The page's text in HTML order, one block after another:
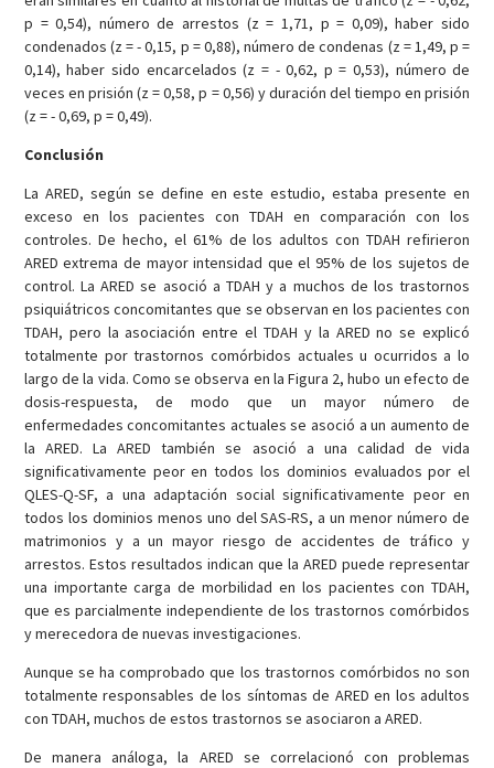
p = 0,54), número de arrestos (z = 1,71, p = 0,09), haber sido
condenados (z = - 0,15, p = 0,88), número de condenas (z = 1,49, p =
0,14), haber sido encarcelados (z = - 0,62, p = 0,53), número de
veces en prisión (z = 0,58, p = 0,56) y duración del tiempo en prisión
(z = - 0,69, p = 0,49).
Conclusión
La ARED, según se define en este estudio, estaba presente en
exceso en los pacientes con TDAH en comparación con los
controles. De hecho, el 61% de los adultos con TDAH refirieron
ARED extrema de mayor intensidad que el 95% de los sujetos de
control. La ARED se asoció a TDAH y a muchos de los trastornos
psiquiátricos concomitantes que se observan en los pacientes con
TDAH, pero la asociación entre el TDAH y la ARED no se explicó
totalmente por trastornos comórbidos actuales u ocurridos a lo
largo de la vida. Como se observa en la Figura 2, hubo un efecto de
dosis-respuesta, de modo que un mayor número de
enfermedades concomitantes actuales se asoció a un aumento de
la ARED. La ARED también se asoció a una calidad de vida
significativamente peor en todos los dominios evaluados por el
QLES-Q-SF, a una adaptación social significativamente peor en
todos los dominios menos uno del SAS-RS, a un menor número de
matrimonios y a un mayor riesgo de accidentes de tráfico y
arrestos. Estos resultados indican que la ARED puede representar
una importante carga de morbilidad en los pacientes con TDAH,
que es parcialmente independiente de los trastornos comórbidos
y merecedora de nuevas investigaciones.
Aunque se ha comprobado que los trastornos comórbidos no son
totalmente responsables de los síntomas de ARED en los adultos
con TDAH, muchos de estos trastornos se asociaron a ARED.
De manera análoga, la ARED se correlacionó con problemas